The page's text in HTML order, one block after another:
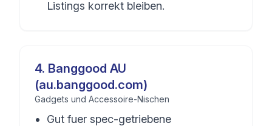
Listings korrekt bleiben.
4. Banggood AU
(au.banggood.com)
Gadgets und Accessoire-Nischen
Gut fuer spec-getriebene